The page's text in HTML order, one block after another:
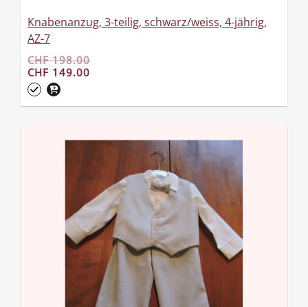
Knabenanzug, 3-teilig, schwarz/weiss, 4-jährig,
AZ-7
CHF 198.00
CHF 149.00